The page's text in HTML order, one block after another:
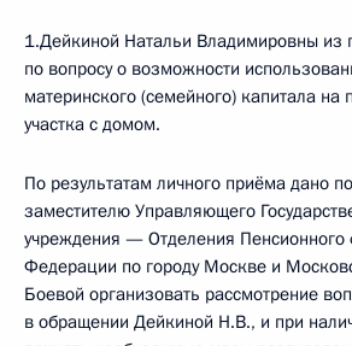
1.Дейкиной Натальи Владимировны из
по вопросу о возможности
материнского (семейного) капитала на
участка с домом.
По результатам личного приёма дано
заместителю Управляющего
учреждения — Отделения Пенсионного
Федерации по городу Москве и
Боевой организовать рассмотрение
в обращении Дейкиной Н.В., и при